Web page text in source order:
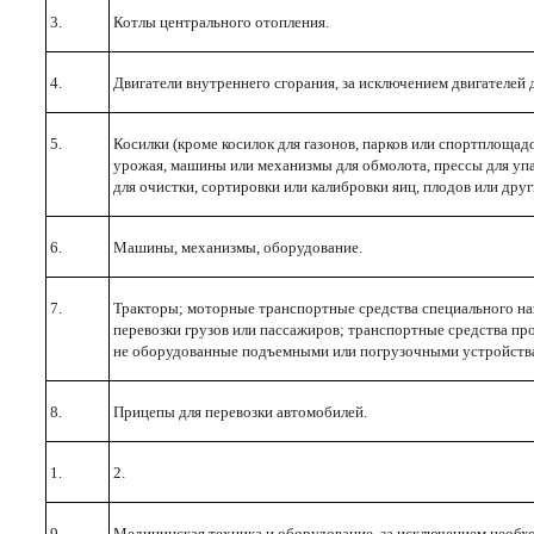
3. Котлы центрального отопления.
4. Двигатели внутреннего сгорания, за исключением
5.
Косилки (кроме косилок для газонов, парков или
урожая, машины или механизмы для обмолота, прессы для
для очистки, сортировки или калибровки яиц, плодов или
6. Машины, механизмы, оборудование.
7.
Тракторы; моторные транспортные средства специального
перевозки грузов или пассажиров; транспортные средства
не оборудованные подъемными или погрузочными
8. Прицепы для перевозки автомобилей.
1. 2.